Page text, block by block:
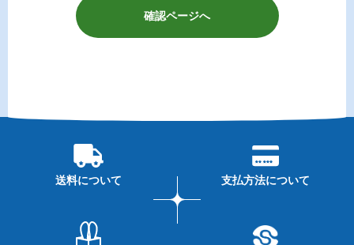
確認ページへ
送料について 支払方法について